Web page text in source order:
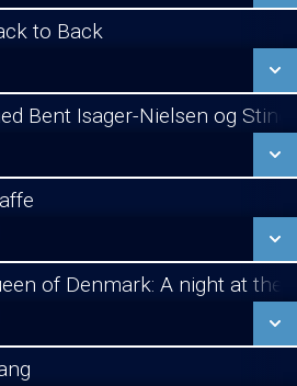
LÆS MERE
LÆS MERE
to Back
LÆS MERE
Bent Isager-Nielsen og
aften 27/10
LÆS MERE
fra Århus 03/11
LÆS MERE
of Denmark: A night at the